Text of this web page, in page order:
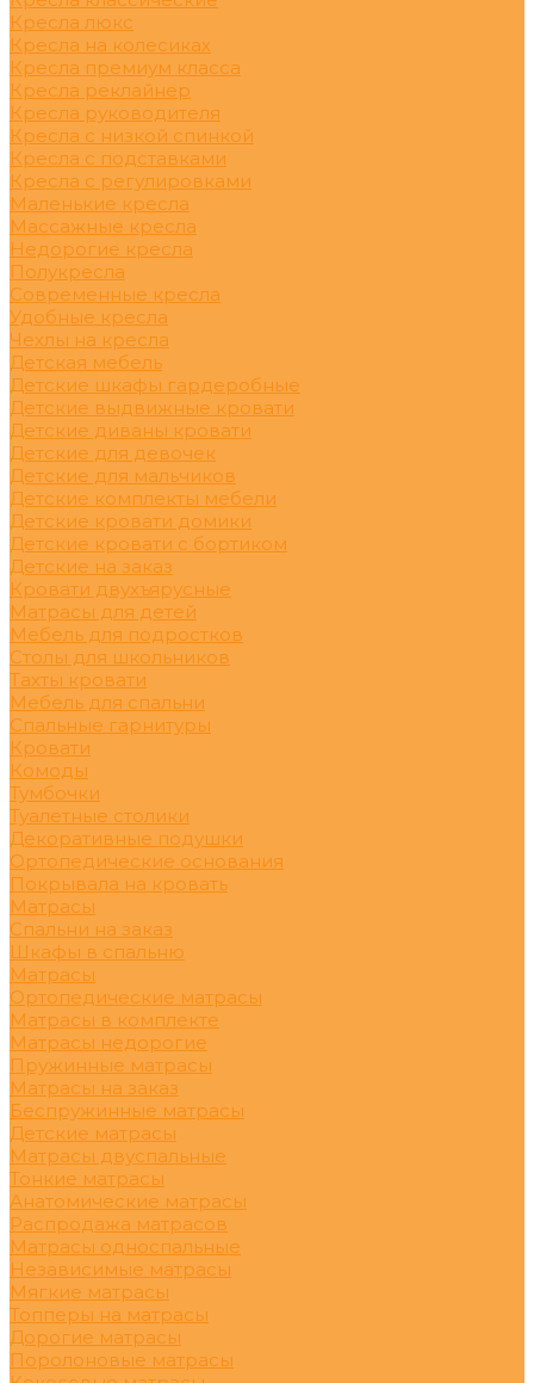
Кресла люкс
Кресла на колесиках
Кресла премиум класса
Кресла реклайнер
Кресла руководителя
Кресла с низкой спинкой
Кресла с подставками
Кресла с регулировками
Маленькие кресла
Массажные кресла
Недорогие кресла
Полукресла
Современные кресла
Удобные кресла
Чехлы на кресла
Детская мебель
Детские шкафы гардеробные
Детские выдвижные кровати
Детские диваны кровати
Детские для девочек
Детские для мальчиков
Детские комплекты мебели
Детские кровати домики
Детские кровати с бортиком
Детские на заказ
Кровати двухъярусные
Матрасы для детей
Мебель для подростков
Столы для школьников
Тахты кровати
Мебель для спальни
Спальные гарнитуры
Кровати
Комоды
Тумбочки
Туалетные столики
Декоративные подушки
Ортопедические основания
Покрывала на кровать
Матрасы
Спальни на заказ
Шкафы в спальню
Матрасы
Ортопедические матрасы
Матрасы в комплекте
Матрасы недорогие
Пружинные матрасы
Матрасы на заказ
Беспружинные матрасы
Детские матрасы
Матрасы двуспальные
Тонкие матрасы
Анатомические матрасы
Распродажа матрасов
Матрасы односпальные
Независимые матрасы
Мягкие матрасы
Топперы на матрасы
Дорогие матрасы
Поролоновые матрасы